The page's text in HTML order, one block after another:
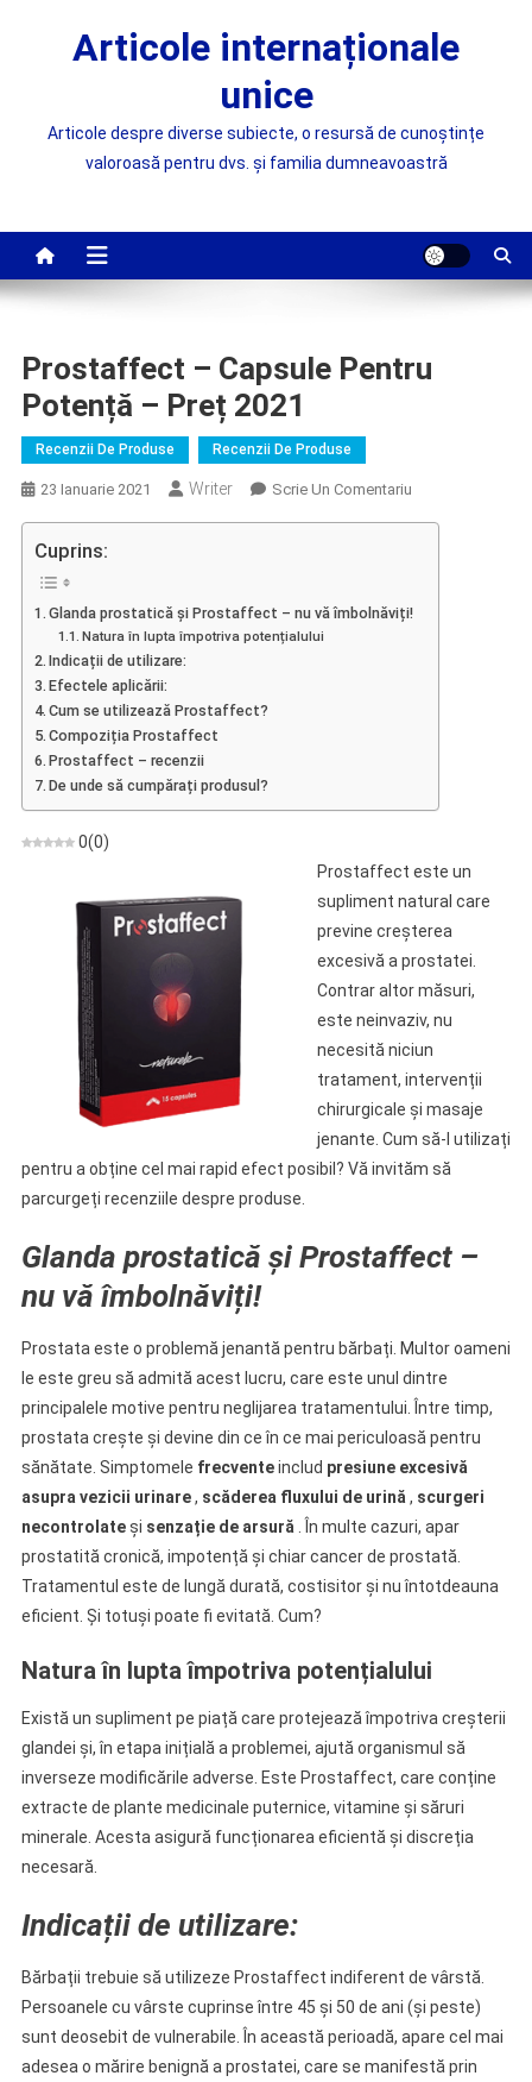
Articole internaționale
unice
Articole despre diverse subiecte, o resursă de cunoștințe
valoroasă pentru dvs. și familia dumneavoastră
Prostaffect – Capsule Pentru
Potență – Preț 2021
Recenzii De Produse Recenzii De Produse
23 Ianuarie 2021 Writer Scrie Un ComentariuOn
Cuprins:
Glanda prostatică și Prostaffect – nu vă îmbolnăviți!
Natura în lupta împotriva potențialului
Indicații de utilizare:
Efectele aplicării:
Cum se utilizează Prostaffect?
Compoziția Prostaffect
Prostaffect – recenzii
De unde să cumpărați produsul?
0(0)
Prostaffect este un
supliment natural care
previne creșterea
excesivă a prostatei.
Contrar altor măsuri,
este neinvaziv, nu
necesită niciun
tratament, intervenții
chirurgicale și masaje
jenante. Cum să-l utilizați
pentru a obține cel mai rapid efect posibil? Vă invităm să
parcurgeți recenziile despre produse.
Glanda prostatică și Prostaffect –
nu vă îmbolnăviți!
Prostata este o problemă jenantă pentru bărbați. Multor oameni
le este greu să admită acest lucru, care este unul dintre
principalele motive pentru neglijarea tratamentului. Între timp,
prostata crește și devine din ce în ce mai periculoasă pentru
sănătate. Simptomele frecventeinclud presiune excesivă
asupra vezicii urinare, scăderea fluxului de urină , scurgeri
necontrolateși senzație de arsură . În multe cazuri, apar
prostatită cronică, impotență și chiar cancer de prostată.
Tratamentul este de lungă durată, costisitor și nu întotdeauna
eficient. Și totuși poate fi evitată. Cum?
Natura în lupta împotriva potențialului
Există un supliment pe piață care protejează împotriva creșterii
glandei și, în etapa inițială a problemei, ajută organismul să
inverseze modificările adverse. Este Prostaffect, care conține
extracte de plante medicinale puternice, vitamine și săruri
minerale. Acesta asigură funcționarea eficientă și discreția
necesară.
Indicații de utilizare:
Bărbații trebuie să utilizeze Prostaffect indiferent de vârstă.
Persoanele cu vârste cuprinse între 45 și 50 de ani (și peste)
sunt deosebit de vulnerabile. În această perioadă, apare cel mai
adesea o mărire benignă a prostatei, care se manifestă prin